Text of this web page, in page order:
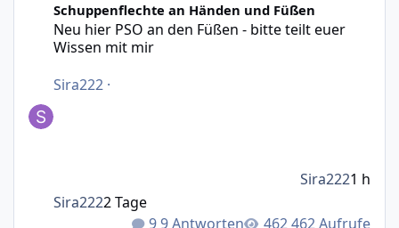
Schuppenflechte an Händen und Füßen
Neu hier PSO an den Füßen - bitte teilt euer
Wissen mit mir
Sira222 ·
9 Antworten 462 Aufrufe
Sira2222 Tage
Sira2221 h